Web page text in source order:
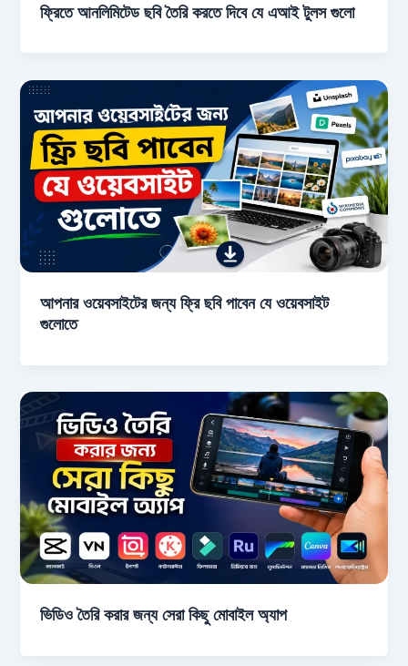
ফ্রিতে আনলিমিটেড ছবি তৈরি করতে দিবে যে এআই টুলস গুলো
আপনার ওয়েবসাইটের জন্য ফ্রি ছবি পাবেন যে ওয়েবসাইট
গুলোতে
ভিডিও তৈরি করার জন্য সেরা কিছু মোবাইল অ্যাপ